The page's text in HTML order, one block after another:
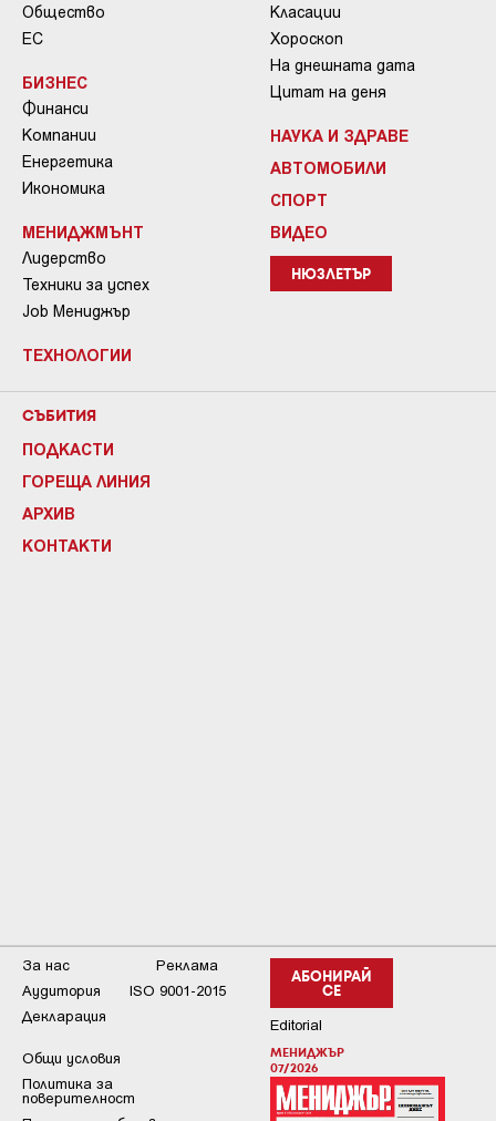
Общество
ЕС
БИЗНЕС
Финанси
Компании
Енергетика
Икономика
МЕНИДЖМЪНТ
Лидерство
Техники за успех
Job Мениджър
ТЕХНОЛОГИИ
Класации
Хороскоп
На днешната дата
Цитат на деня
НАУКА И ЗДРАВЕ
АВТОМОБИЛИ
СПОРТ
ВИДЕО
НЮЗЛЕТЪР
СЪБИТИЯ
ПОДКАСТИ
ГОРЕЩА ЛИНИЯ
АРХИВ
КОНТАКТИ
АБОНИРАЙ
СЕ
Editorial
МЕНИДЖЪР
07/2026
За нас
Реклама
Аудитория
ISO 9001-2015
Декларация
Общи условия
Пoлитикa зa
пoвepитeлнocт